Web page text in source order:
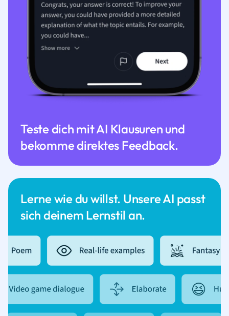
Lerne wie du willst. Unsere AI passt
sich deinem Lernstil an.
Teste dich mit AI Klausuren und
bekomme direktes Feedback.